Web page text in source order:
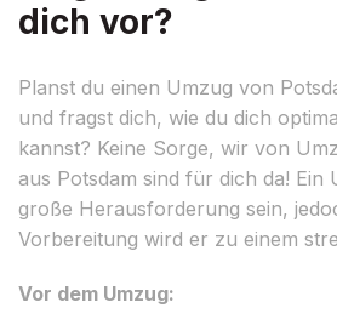
dich vor?
Planst du einen Umzug von
und fragst dich, wie du dich
kannst? Keine Sorge, wir von
aus Potsdam sind für dich da! Ein
große Herausforderung sein,
Vorbereitung wird er zu einem
Vor dem Umzug: